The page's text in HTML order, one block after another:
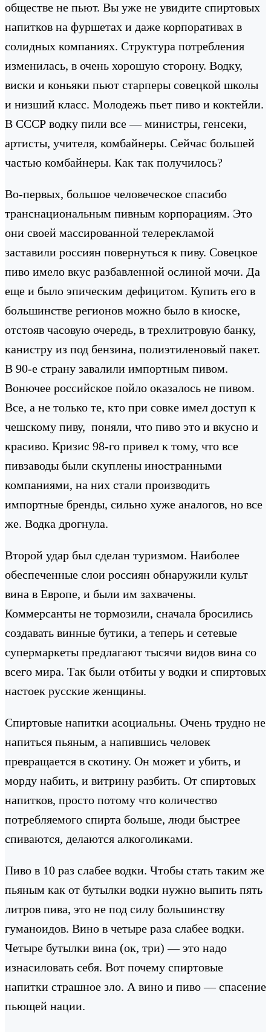
обществе не пьют. Вы уже не увидите спиртовых
напитков на фуршетах и даже корпоративах в
солидных компаниях. Структура потребления
изменилась, в очень хорошую сторону. Водку,
виски и коньяки пьют старперы совецкой школы
и низший класс. Молодежь пьет пиво и коктейли.
В СССР водку пили все — министры, генсеки,
артисты, учителя, комбайнеры. Сейчас большей
частью комбайнеры. Как так получилось?
Во-первых, большое человеческое спасибо
транснациональным пивным корпорациям. Это
они своей массированной телерекламой
заставили россиян повернуться к пиву. Совецкое
пиво имело вкус разбавленной ослиной мочи. Да
еще и было эпическим дефицитом. Купить его в
большинстве регионов можно было в киоске,
отстояв часовую очередь, в трехлитровую банку,
канистру из под бензина, полиэтиленовый пакет.
В 90-е страну завалили импортным пивом.
Вонючее российское пойло оказалось не пивом.
Все, а не только те, кто при совке имел доступ к
чешскому пиву, поняли, что пиво это и вкусно и
красиво. Кризис 98-го привел к тому, что все
пивзаводы были скуплены иностранными
компаниями, на них стали производить
импортные бренды, сильно хуже аналогов, но все
же. Водка дрогнула.
Второй удар был сделан туризмом. Наиболее
обеспеченные слои россиян обнаружили культ
вина в Европе, и были им захвачены.
Коммерсанты не тормозили, сначала бросились
создавать винные бутики, а теперь и сетевые
супермаркеты предлагают тысячи видов вина со
всего мира. Так были отбиты у водки и спиртовых
настоек русские женщины.
Спиртовые напитки асоциальны. Очень трудно не
напиться пьяным, а напившись человек
превращается в скотину. Он может и убить, и
морду набить, и витрину разбить. От спиртовых
напитков, просто потому что количество
потребляемого спирта больше, люди быстрее
спиваются, делаются алкоголиками.
Пиво в 10 раз слабее водки. Чтобы стать таким же
пьяным как от бутылки водки нужно выпить пять
литров пива, это не под силу большинству
гуманоидов. Вино в четыре раза слабее водки.
Четыре бутылки вина (ок, три) — это надо
изнасиловать себя. Вот почему спиртовые
напитки страшное зло. А вино и пиво — спасение
пьющей нации.